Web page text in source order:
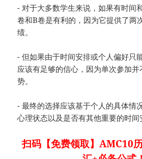
- 对于大多数学生来说，如果有时间
卷和B卷是有利的，因为它提供了两
绩。
- 但如果由于时间安排或个人偏好只
应该有足够的信心，因为单次参加
势。
- 最终的选择应该基于个人的具体情
心理状态以及是否有其他重要的时间
扫码【免费领取】AMC10